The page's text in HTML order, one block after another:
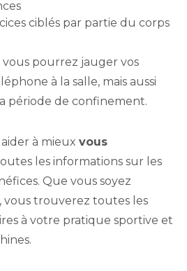
ciblés par partie du corps
vous pourrez jauger vos
à la salle, mais aussi
période de confinement.
à mieux vous
les informations sur les
Que vous soyez
trouverez toutes les
à votre pratique sportive et